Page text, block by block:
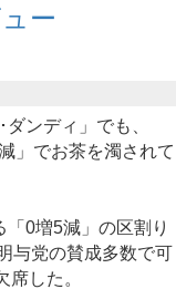
ー
ンディ」でも、
」でお茶を濁されて
0増5減」の区割り
与党の賛成多数で可
した。